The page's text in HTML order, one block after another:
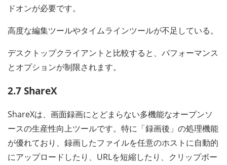
ドオンが必要です。
高度な編集ツールやタイムラインツールが不足している。
デスクトップクライアントと比較すると、パフォーマンス
とオプションが制限されます。
2.7 ShareX
ShareXは、画面録画にとどまらない多機能なオープンソ
ースの生産性向上ツールです。特に「録画後」の処理機能
が優れており、録画したファイルを任意のホストに自動的
にアップロードしたり、URLを短縮したり、クリップボー